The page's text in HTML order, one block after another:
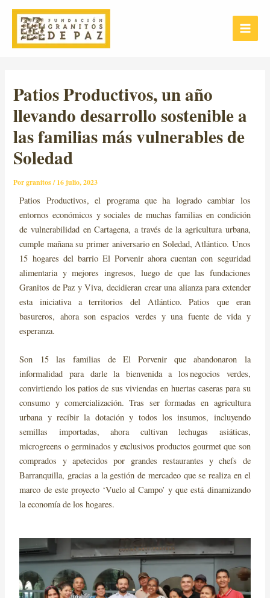
contenido
Main
Menu
Patios Productivos, un año
llevando desarrollo sostenible a
las familias más vulnerables de
Soledad
Porgranitos/16 julio, 2023
Patios Productivos, el programa que ha logrado cambiar los
entornos económicos y sociales de muchas familias en condición
de vulnerabilidad en Cartagena, a través de la agricultura urbana,
cumple mañana su primer aniversario en Soledad, Atlántico. Unos
15 hogares del barrio El Porvenir ahora cuentan con seguridad
alimentaria y mejores ingresos, luego de que las fundaciones
Granitos de Paz y Viva, decidieran crear una alianza para extender
esta iniciativa a territorios del Atlántico. Patios que eran
basureros, ahora son espacios verdes y una fuente de vida y
esperanza.
Son 15 las familias de El Porvenir que abandonaron la
informalidad para darle la bienvenida a los negocios verdes,
convirtiendo los patios de sus viviendas en huertas caseras para su
consumo y comercialización. Tras ser formadas en agricultura
urbana y recibir la dotación y todos los insumos, incluyendo
semillas importadas, ahora cultivan lechugas asiáticas,
microgreens o germinados y exclusivos productos gourmet que son
comprados y apetecidos por grandes restaurantes y chefs de
Barranquilla, gracias a la gestión de mercadeo que se realiza en el
marco de este proyecto ‘Vuelo al Campo’ y que está dinamizando
la economía de los hogares.
Post
navigation